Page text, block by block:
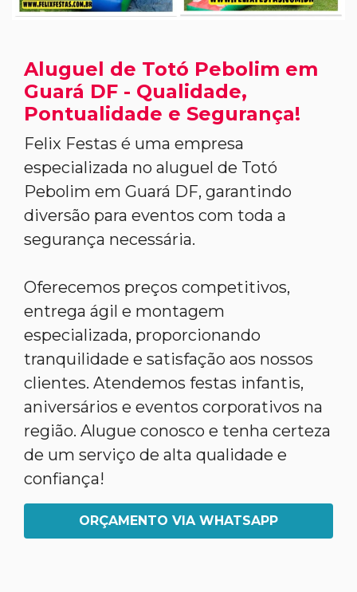
Aluguel de Totó Pebolim em
Guará DF - Qualidade,
Pontualidade e Segurança!
Felix Festas é uma empresa
especializada no aluguel de Totó
Pebolim em Guará DF, garantindo
diversão para eventos com toda a
segurança necessária.
Oferecemos preços competitivos,
entrega ágil e montagem
especializada, proporcionando
tranquilidade e satisfação aos nossos
clientes. Atendemos festas infantis,
aniversários e eventos corporativos na
região. Alugue conosco e tenha certeza
de um serviço de alta qualidade e
confiança!
ORÇAMENTO VIA WHATSAPP